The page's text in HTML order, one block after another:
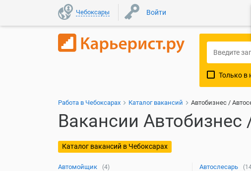
Чебоксары Войти
Только в
Работа в Чебоксарах Каталог вакансий Автобизнес /
Вакансии
Каталог вакансий в Чебоксарах
Автомойщик (4) Автослесарь